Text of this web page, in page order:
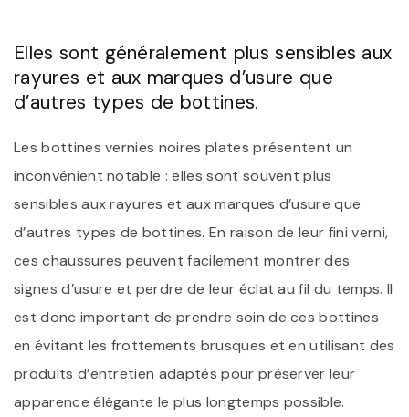
Elles sont généralement plus sensibles aux
rayures et aux marques d’usure que
d’autres types de bottines.
Les bottines vernies noires plates présentent un
inconvénient notable : elles sont souvent plus
sensibles aux rayures et aux marques d’usure que
d’autres types de bottines. En raison de leur fini verni,
ces chaussures peuvent facilement montrer des
signes d’usure et perdre de leur éclat au fil du temps. Il
est donc important de prendre soin de ces bottines
en évitant les frottements brusques et en utilisant des
produits d’entretien adaptés pour préserver leur
apparence élégante le plus longtemps possible.